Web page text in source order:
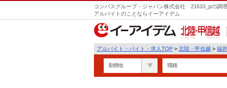
コンパスグループ・ジャパン株式会社 21610_pの調
アルバイトのことならイーアイデム
北陸・甲信越
アルバイト・バイト・求人TOP > 北陸・甲信越 > 福
勤務地 職種